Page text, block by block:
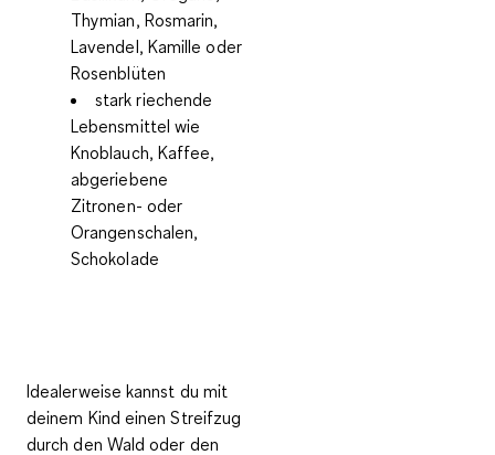
Thymian, Rosmarin,
Lavendel, Kamille oder
Rosenblüten
stark riechende
Lebensmittel wie
Knoblauch, Kaffee,
abgeriebene
Zitronen- oder
Orangenschalen,
Schokolade
Idealerweise kannst du mit
deinem Kind einen Streifzug
durch den Wald oder den